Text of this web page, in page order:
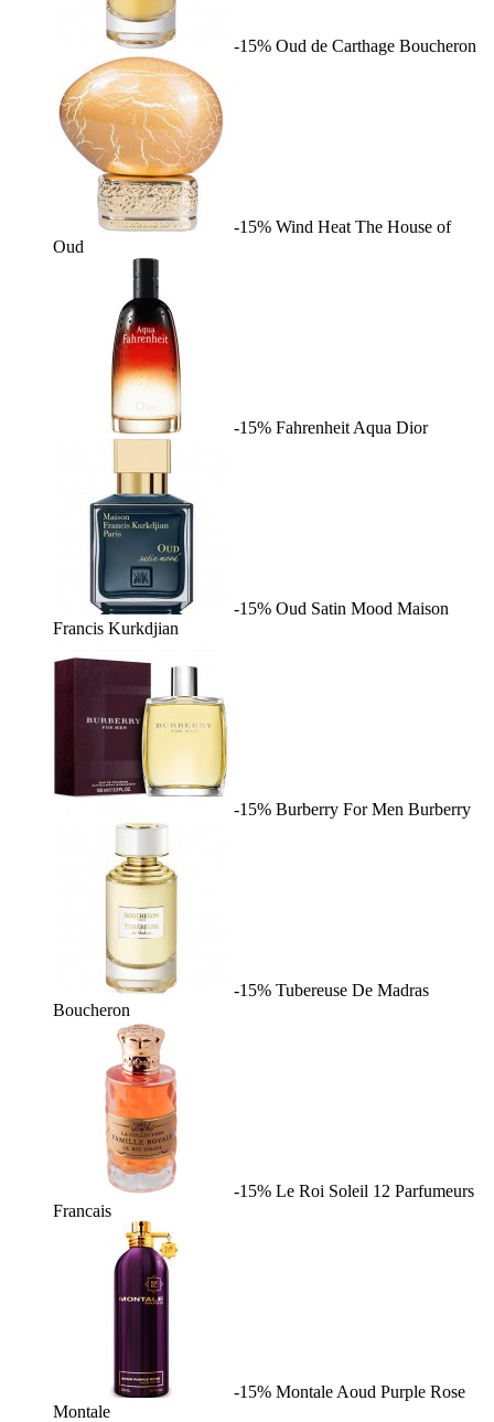
-15% Oud de Carthage Boucheron
-15% Wind Heat The House of
Oud
-15% Fahrenheit Aqua Dior
-15% Oud Satin Mood Maison
Francis Kurkdjian
-15% Burberry For Men Burberry
-15% Tubereuse De Madras
Boucheron
-15% Le Roi Soleil 12 Parfumeurs
Francais
-15% Montale Aoud Purple Rose
Montale